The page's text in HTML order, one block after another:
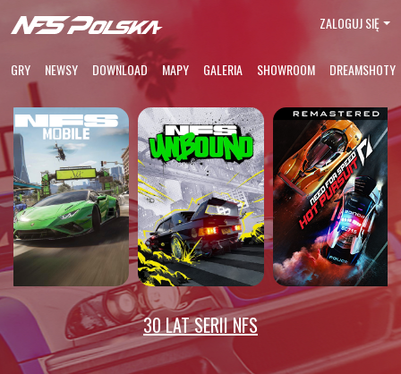
GRY NEWSY DOWNLOAD MAPY GALERIA SHOWROOM DREAMSHOTY
ZALOGUJ SIĘ
30 LAT SERII NFS